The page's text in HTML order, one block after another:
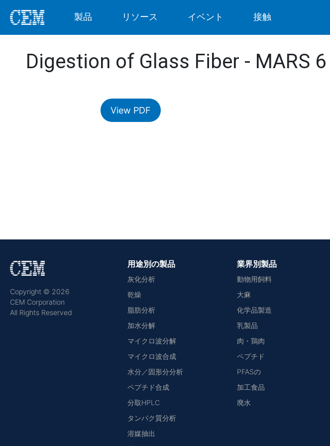
製品 リソース イベント 接触
Digestion of Glass Fiber - MARS 6
View PDF
Copyright © 2026
CEM Corporation
All Rights Reserved
用途別の製品
灰化分析
乾燥
脂肪分析
加水分解
マイクロ波分解
マイクロ波合成
水分／固形分分析
ペプチド合成
分取HPLC
タンパク質分析
溶媒抽出
業界別製品
動物用飼料
大麻
化学品製造
乳製品
肉・鶏肉
ペプチド
PFASの
加工食品
廃水